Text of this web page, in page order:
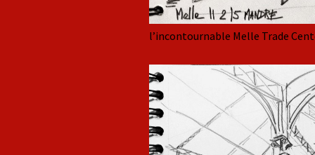
l’incontournable Melle Trade